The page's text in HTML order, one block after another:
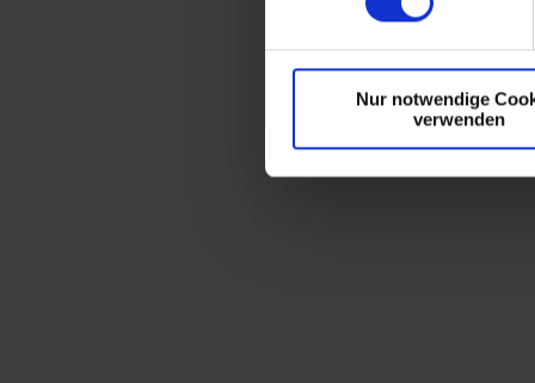
Nur notwendige
verwenden